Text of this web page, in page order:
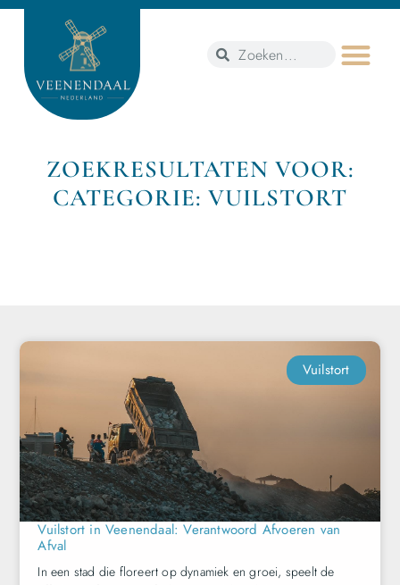
ZOEKRESULTATEN VOOR:
CATEGORIE: VUILSTORT
Vuilstort
Vuilstort in Veenendaal: Verantwoord Afvoeren van
Afval
In een stad die floreert op dynamiek en groei, speelt de